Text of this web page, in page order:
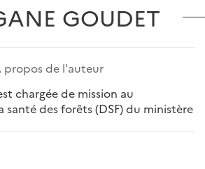
GOUDET
propos de l'auteur
chargée de mission au
des forêts (DSF) du ministère